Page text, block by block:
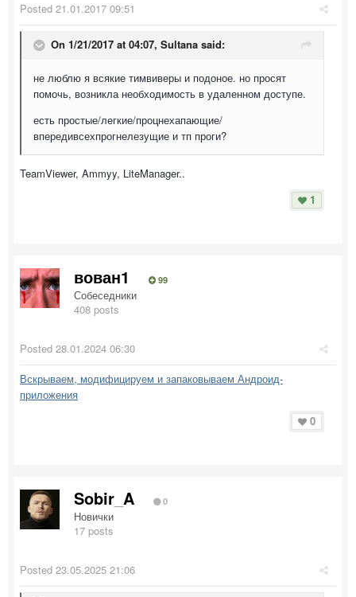
Posted 21.01.2017 09:51
On 1/21/2017 at 04:07, Sultana said:
не люблю я всякие тимвиверы и подоное. но просят
помочь, возникла необходимость в удаленном доступе.
есть простые/легкие/процнехапающие/
впередивсехпрогнелезущие и тп проги?
TeamViewer, Ammyy, LiteManager..
1
вован1 99
Собеседники
408 posts
Posted 28.01.2024 06:30
Вскрываем, модифицируем и запаковываем Андроид-
приложения
0
Sobir_A 0
Новички
17 posts
Posted 23.05.2025 21:06